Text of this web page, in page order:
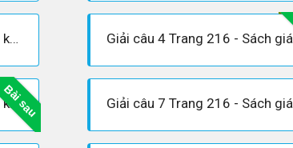
Giải câu 3 Trang 216 - Sách giáo khoa Vật lí 12
Bài sau
Giải câu 6 Trang 216 - Sách giáo khoa Vật lí 12